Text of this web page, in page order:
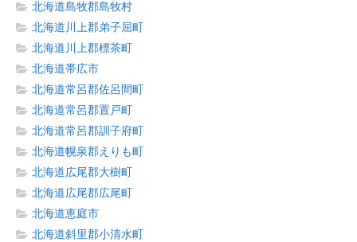
北海道島牧郡島牧村
北海道川上郡弟子屈町
北海道川上郡標茶町
北海道帯広市
北海道常呂郡佐呂間町
北海道常呂郡置戸町
北海道常呂郡訓子府町
北海道幌泉郡えりも町
北海道広尾郡大樹町
北海道広尾郡広尾町
北海道恵庭市
北海道斜里郡小清水町